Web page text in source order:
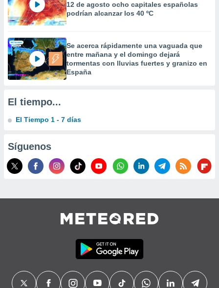
12 de agosto ocho capitales españolas
podrían alcanzar los 40 ºC
Se acerca rápidamente una vaguada que
entre mañana y el domingo dejará
tormentas con lluvias fuertes y granizo en
España
El tiempo...
El Tiempo 1 - 7 días
Síguenos